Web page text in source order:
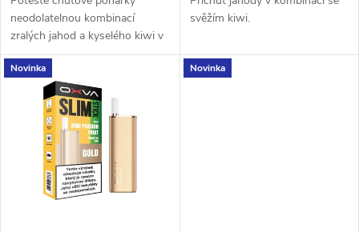
k
t
u
k
neodolatelnou kombinací
zralých jahod a kyselého kiwi v
jednorázové e-cigaretě SYX
BAR Strawberry Kiwi Fusion.
svěžím kiwi.
Novinka Novinka